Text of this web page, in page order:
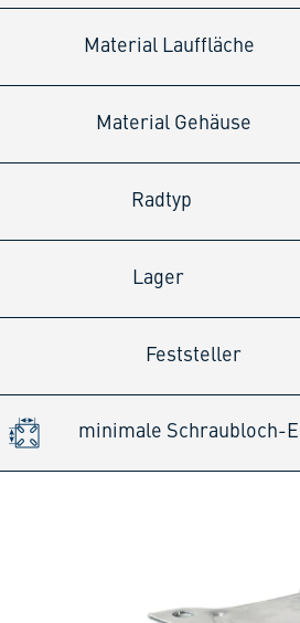
Material Lauffläche
Material Gehäuse
Radtyp
Lager
Feststeller
minimale Schraubloch-